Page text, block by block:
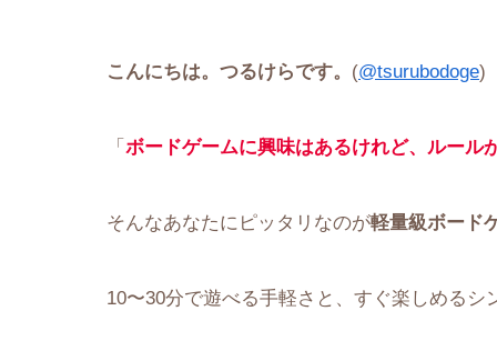
こんにちは。つるけらです。 (@tsurubodoge)
「 ボードゲームに興味はあるけれど、ルー
そんなあなたにピッタリなのが軽量級ボード
10〜30分で遊べる手軽さと、すぐ楽しめるシ